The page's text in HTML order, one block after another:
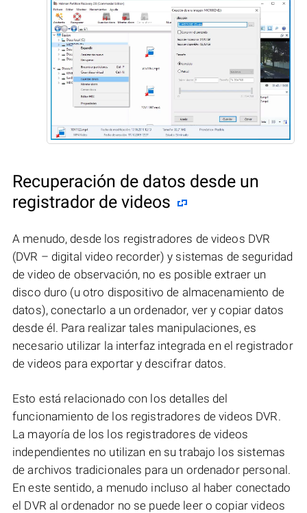
Recuperación de datos desde un
registrador de videos
A menudo, desde los registradores de videos DVR
(DVR – digital video recorder) y sistemas de seguridad
de video de observación, no es posible extraer un
disco duro (u otro dispositivo de almacenamiento de
datos), conectarlo a un ordenador, ver y copiar datos
desde él. Para realizar tales manipulaciones, es
necesario utilizar la interfaz integrada en el registrador
de videos para exportar y descifrar datos.
Esto está relacionado con los detalles del
funcionamiento de los registradores de videos DVR.
La mayoría de los los registradores de videos
independientes no utilizan en su trabajo los sistemas
de archivos tradicionales para un ordenador personal.
En este sentido, a menudo incluso al haber conectado
el DVR al ordenador no se puede leer o copiar videos